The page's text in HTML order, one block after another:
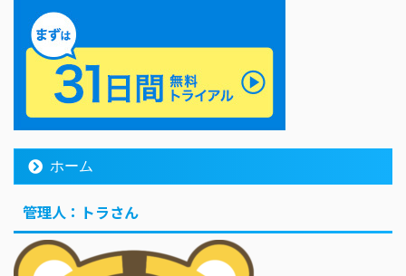
ホーム
管理人：トラさん